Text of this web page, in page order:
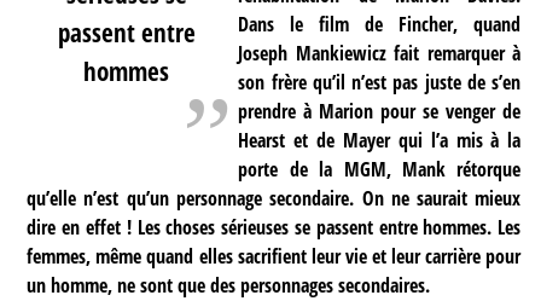
passent entre
hommes
Dans le film de Fincher, quand
Joseph Mankiewicz fait remarquer à
son frère qu’il n’est pas juste de s’en
prendre à Marion pour se venger de
Hearst et de Mayer qui l’a mis à la
porte de la MGM, Mank rétorque
qu’elle n’est qu’un personnage secondaire. On ne saurait mieux
dire en effet ! Les choses sérieuses se passent entre hommes. Les
femmes, même quand elles sacrifient leur vie et leur carrière pour
un homme, ne sont que des personnages secondaires.